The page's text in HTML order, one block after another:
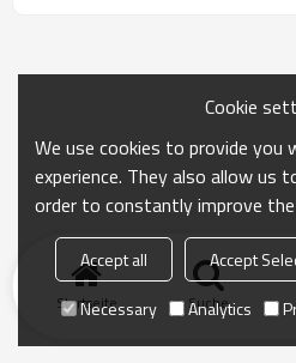
Startseite Suche
Cookie
We use cookies to provide you
experience. They also allow us
order to constantly improve
Accept all Accept
Necessary
Analytics